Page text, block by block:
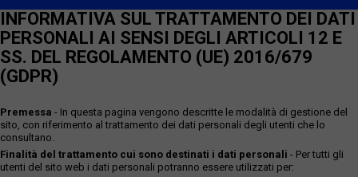
INFORMATIVA SUL TRATTAMENTO DEI DATI
PERSONALI AI SENSI DEGLI ARTICOLI 12 E
SS. DEL REGOLAMENTO (UE) 2016/679
(GDPR)
Premessa - In questa pagina vengono descritte le modalità di gestione del
sito, con riferimento al trattamento dei dati personali degli utenti che lo
consultano.
Finalità del trattamento cui sono destinati i dati personali - Per tutti gli
utenti del sito web i dati personali potranno essere utilizzati per: